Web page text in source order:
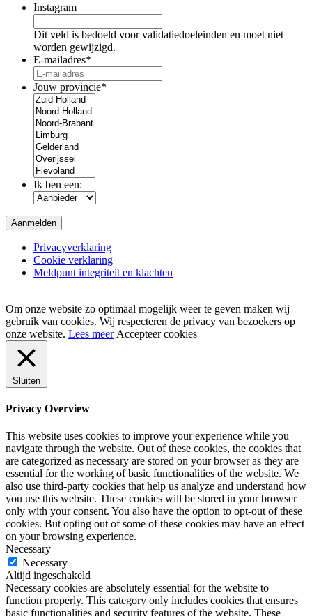
Instagram
Dit veld is bedoeld voor validatiedoeleinden en moet niet
worden gewijzigd.
E-mailadres*
Jouw provincie*
Ik ben een:
Privacyverklaring
Cookie verklaring
Meldpunt integriteit en klachten
Om onze website zo optimaal mogelijk weer te geven maken wij
gebruik van cookies. Wij respecteren de privacy van bezoekers op
onze website. Lees meer Accepteer cookies
Sluiten
Privacy Overview
This website uses cookies to improve your experience while you
navigate through the website. Out of these cookies, the cookies that
are categorized as necessary are stored on your browser as they are
essential for the working of basic functionalities of the website. We
also use third-party cookies that help us analyze and understand how
you use this website. These cookies will be stored in your browser
only with your consent. You also have the option to opt-out of these
cookies. But opting out of some of these cookies may have an effect
on your browsing experience.
Necessary
Necessary
Altijd ingeschakeld
Necessary cookies are absolutely essential for the website to
function properly. This category only includes cookies that ensures
basic functionalities and security features of the website. These